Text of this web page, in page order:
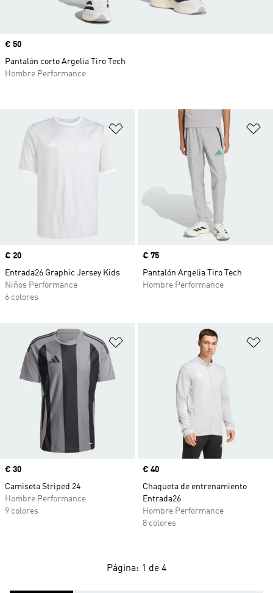
Añadir a la lista de deseos
Precio
€ 20
Entrada26 Graphic Jersey Kids
Niños Performance
6 colores
Precio
€ 75
Pantalón Argelia Tiro Tech
Hombre Performance
Añadir a la lista de deseos
Precio
€ 30
Camiseta Striped 24
Hombre Performance
9 colores
Precio
€ 40
Chaqueta de entrenamiento
Entrada26
Hombre Performance
8 colores
Precio
€ 50
Pantalón corto Argelia Tiro Tech
Hombre Performance
Página: 1 de 4